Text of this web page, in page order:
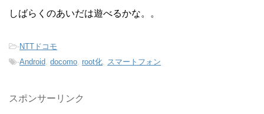
しばらくのあいだは遊べるかな。。
-NTTドコモ
-Android docomo root化 スマートフォン
スポンサーリンク